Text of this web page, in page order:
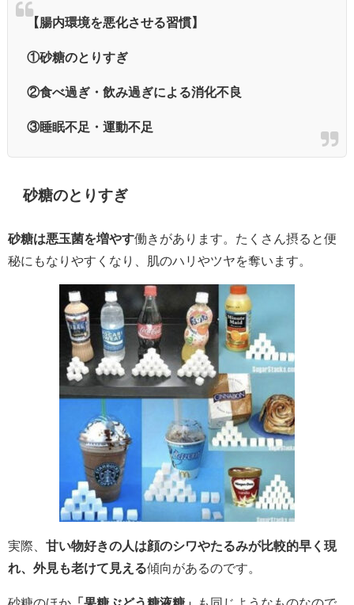
【腸内環境を悪化させる習慣】
①砂糖のとりすぎ
②食べ過ぎ・飲み過ぎによる消化不良
③睡眠不足・運動不足
砂糖のとりすぎ
砂糖は悪玉菌を増やす働きがあります。たくさん摂ると便
秘にもなりやすくなり、肌のハリやツヤを奪います。
実際、 甘い物好きの人は顔のシワやたるみが比較的早く現
れ、外見も老けて見える傾向があるのです。
砂糖のほか 「果糖ぶどう糖液糖」 も同じようなものなので